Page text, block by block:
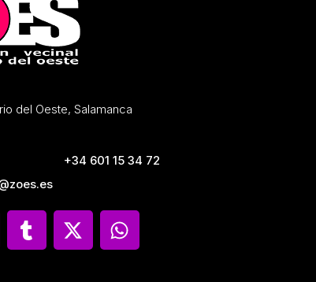
del Oeste, Salamanca
+34 601 15 34 72